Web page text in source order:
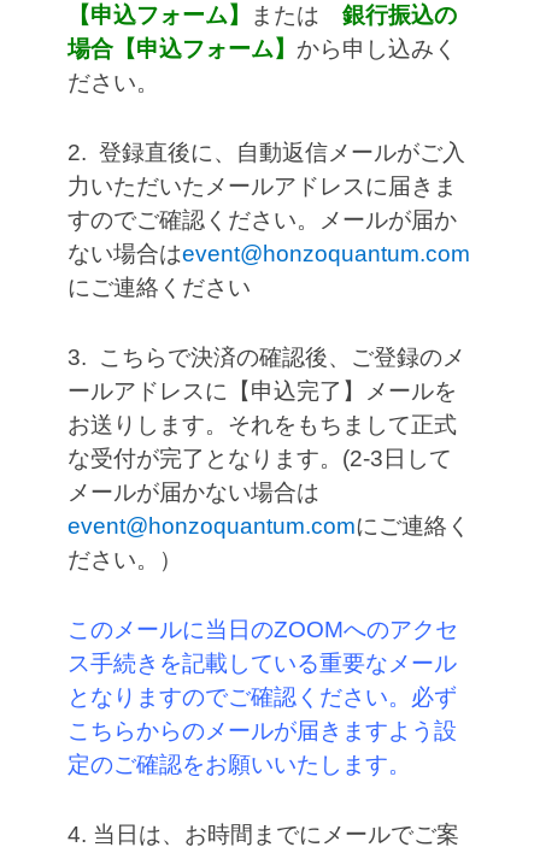
【申込フォーム】 または 銀行振込の
場合【申込フォーム】 から申し込みく
ださい。
2. 登録直後に、自動返信メールがご入
力いただいたメールアドレスに届きま
すのでご確認ください。メールが届か
ない場合はevent@honzoquantum.com
にご連絡ください
3. こちらで決済の確認後、ご登録のメ
ールアドレスに【申込完了】メールを
お送りします。それをもちまして正式
な受付が完了となります。(2-3日して
メールが届かない場合は
event@honzoquantum.comにご連絡く
ださい。）
このメールに当日のZOOMへのアクセ
ス手続きを記載している重要なメール
となりますのでご確認ください。必ず
こちらからのメールが届きますよう設
定のご確認をお願いいたします。
4. 当日は、お時間までにメールでご案